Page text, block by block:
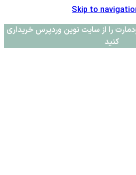
Skip to
را از سایت نوین وردپرس خریداری
کنید